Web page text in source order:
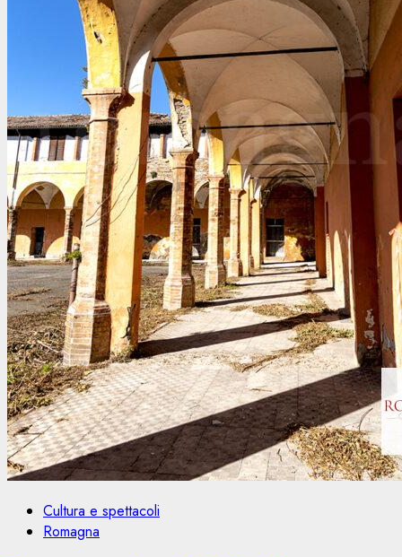
Cultura e spettacoli
Romagna